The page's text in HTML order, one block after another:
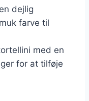
dejlig
farve til
med en
for at tilføje